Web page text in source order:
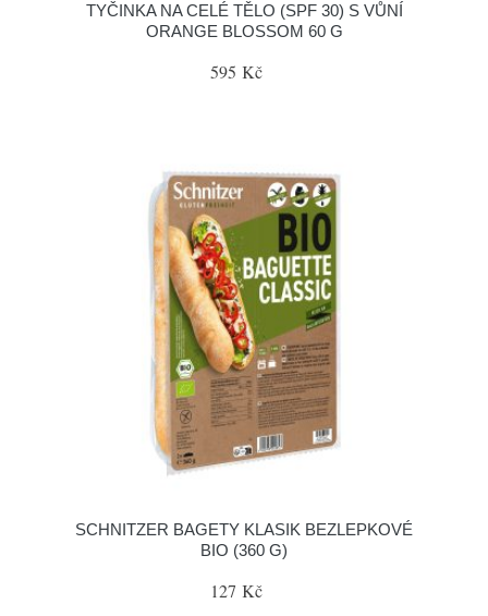
TYČINKA NA CELÉ TĚLO (SPF 30) S VŮNÍ
ORANGE BLOSSOM 60 G
595 Kč
SCHNITZER BAGETY KLASIK BEZLEPKOVÉ
BIO (360 G)
127 Kč